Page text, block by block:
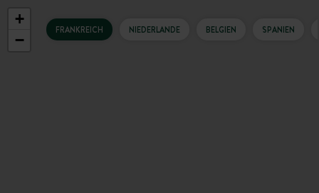
FRANKREICH NIEDERLANDE BELGIEN SPANIEN
+
−